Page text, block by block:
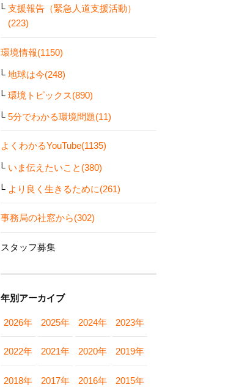
支援報告（緊急人道支援活動）
(223)
環境情報(1150)
地球は今(248)
環境トピックス(890)
5分でわかる環境問題(11)
よくわかるYouTube(1135)
いま伝えたいこと(380)
より良く生きるために(261)
事務局の社窓から(302)
スタッフ募集
年別アーカイブ
2026年 2025年 2024年 2023年
2022年 2021年 2020年 2019年
2018年 2017年 2016年 2015年